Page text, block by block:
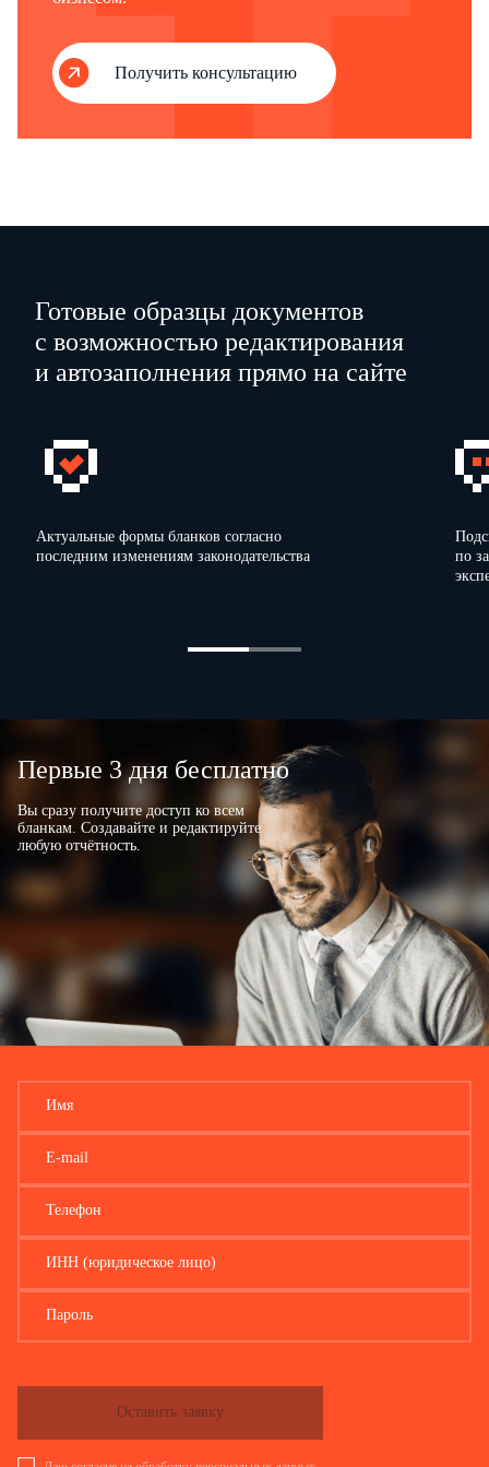
Получить консультацию
Готовые образцы документов
с возможностью редактирования
и автозаполнения прямо на сайте
Актуальные формы бланков согласно
последним изменениям законодательства
по
Первые 3 дня бесплатно
Вы сразу получите доступ ко всем
бланкам. Создавайте и редактируйте
любую отчётность.
Имя
E-mail
Телефон
ИНН (юридическое лицо)
Пароль
Оставить заявку